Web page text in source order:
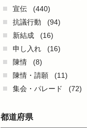
宣伝
(440)
抗議行動
(94)
新結成
(16)
申し入れ
(16)
陳情
(8)
陳情・請願
(11)
集会・パレード
(72)
都道府県